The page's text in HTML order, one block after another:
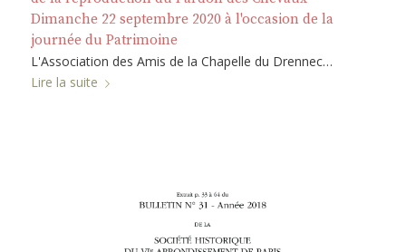
Dimanche 22 septembre 2020 à l'occasion de la
journée du Patrimoine
L'Association des Amis de la Chapelle du Drennec…
Lire la suite